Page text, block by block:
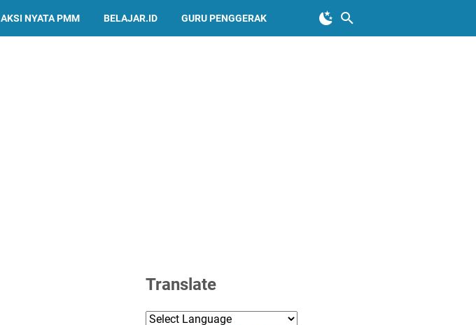
AKSI NYATA PMM BELAJAR.ID GURU PENGGERAK
Translate